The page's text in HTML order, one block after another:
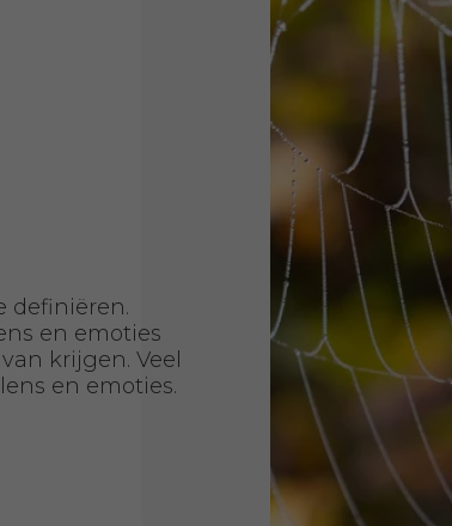
definiëren.
en emoties
krijgen. Veel
en emoties.